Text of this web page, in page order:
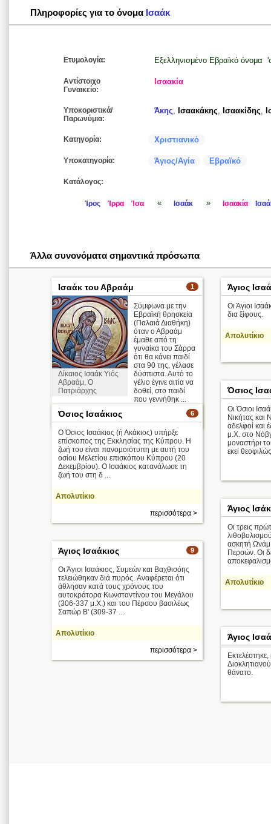
Πληροφορίες για το όνομα Ισαάκ
Ετυμολογία: Εξελληνισμένο Εβραϊκό όνομα
Αντίστοιχο
Γυναικείο:
Ισαακία
Υποκοριστικά/
Παρωνύμια:
Άκης, Ισαακάκης, Ισαακίδης,
Κατηγορία: Χριστιανικό
Υποκατηγορία: Άγιος/Αγία Εβραϊκό
Κατάλογος:
Ίρος Ίρρα Ίσα « Ισαάκ » Ισαακία
Άλλα συνονόματα σημαντικά πρόσωπα
1
Ισαάκ του Αβραάμ
Δίκαιος Ισαάκ Υιός
Αβραάμ, Ο
Πατριάρχης
Σύμφωνα με την
Εβραϊκή θρησκεία
(Παλαιά Διαθήκη)
όταν ο Αβραάμ
έμαθε από τη
γυναίκα του Σάρρα
ότι θα κάνει παιδί
στα 90 της, γέλασε
δύσπιστα. Αυτό το
γέλιο έγινε αιτία να
δοθεί, στο παιδί
που γεννήθηκ ...
περισσότερα >
Άγιος
Οι Άγιοι
δια ξίφους.
Απολυτίκιο
Όσιος
Οι Όσιοι
Νικήτας
αδελφοί και
μ.Χ. στο
μοναστήρι
εκεί
6
Όσιος Ισαάκιος
Ο Όσιος Ισαάκιος (ή Ακάκιος) υπήρξε
επίσκοπος της Εκκλησίας της Κύπρου. Η
ζωή του είναι πανομοιότυπη με αυτή του
οσίου Μελετίου επισκόπου Κύπρου (20
Δεκεμβρίου). Ο Ισαάκιος κατανάλωσε τη
ζωή του στη δ ...
Απολυτίκιο
περισσότερα >
Άγιος
Οι τρεις
ασκητή
Περσών. Οι
Απολυτίκιο
9
Άγιος Ισαάκιος
Οι Άγιοι Ισαάκιος, Συμεών και Βαχθισόης
τελειώθηκαν διά πυρός. Aναφέρεται ότι
άθλησαν κατά τους χρόνους του
αυτοκράτορα Κωνσταντίνου του Μεγάλου
(306-337 μ.Χ.) και του Πέρσου βασιλέως
Σαπώρ Β' (309-37 ...
Απολυτίκιο
περισσότερα >
Άγιος
θάνατο.